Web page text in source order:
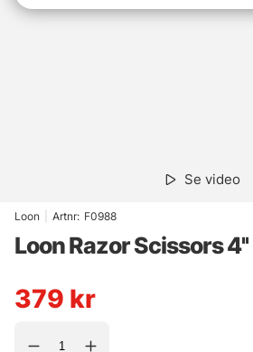
Se video
Loon Artnr: F0988
Loon Razor Scissors 4''
379 kr